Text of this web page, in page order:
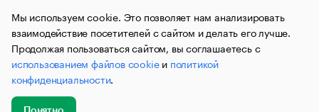
© АО «РОСБИЗНЕСКОНСАЛТИНГ»,1995–2026.Сообщения
и материалы информационного агентства «РБК»
(зарегистрировано Федеральной службой по надзору в сфере
связи, информационных технологий и массовых
коммуникаций (Роскомнадзор) 09.12.2015 за номером ИА
№ФС77-63848) сопровождаются пометкой «РБК». Отдельные
публикации могут содержать информацию,
не предназначенную для пользователей
до 18 лет.
Мы используем cookie. Это позволяет нам анализировать
взаимодействие посетителей с сайтом и делать его лучше.
Продолжая пользоваться сайтом, вы соглашаетесь с
использованием файлов cookieи политикой
конфиденциальности.